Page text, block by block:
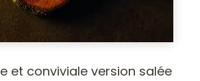
et conviviale version salée